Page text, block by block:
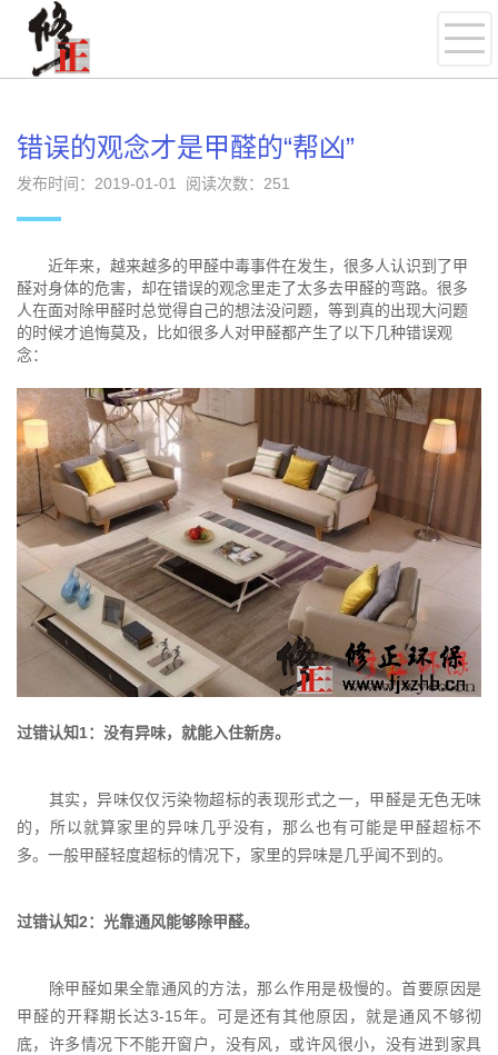
错误的观念才是甲醛的“帮凶”
发布时间：2019-01-01 阅读次数： 251
近年来，越来越多的甲醛中毒事件在发生，很多人认识到了甲
醛对身体的危害，却在错误的观念里走了太多去甲醛的弯路。很多
人在面对除甲醛时总觉得自己的想法没问题，等到真的出现大问题
的时候才追悔莫及，比如很多人对甲醛都产生了以下几种错误观
念：
过错认知1：没有异味，就能入住新房。
其实，异味仅仅污染物超标的表现形式之一，甲醛是无色无味
的，所以就算家里的异味几乎没有，那么也有可能是甲醛超标不
多。一般甲醛轻度超标的情况下，家里的异味是几乎闻不到的。
过错认知2：光靠通风能够除甲醛。
除甲醛如果全靠通风的方法，那么作用是极慢的。首要原因是
甲醛的开释期长达3-15年。可是还有其他原因，就是通风不够彻
底，许多情况下不能开窗户，没有风，或许风很小，没有进到家具